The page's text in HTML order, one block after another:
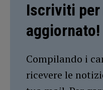
Iscriviti
aggiornato!
Compilando i
ricevere le